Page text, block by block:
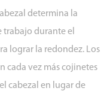
determina la
trabajo durante el
lograr la redondez. Los
cada vez más cojinetes
cabezal en lugar de